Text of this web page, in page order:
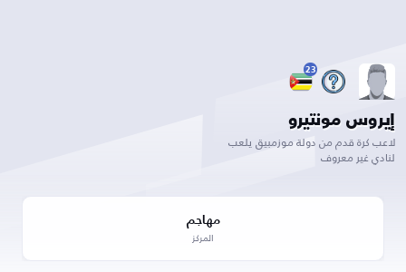
23
إيروس مونتيرو
لاعب كرة قدم من دولة موزمبيق يلعب
لنادي غير معروف
مهاجم
المركز